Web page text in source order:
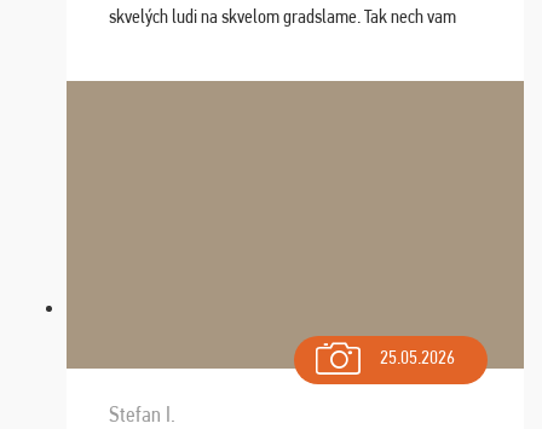
skvelých ludi na skvelom gradslame. Tak nech vam
sa na budúci rok. Prajem vam este veľa ta ...
25.05.2026
Stefan I.